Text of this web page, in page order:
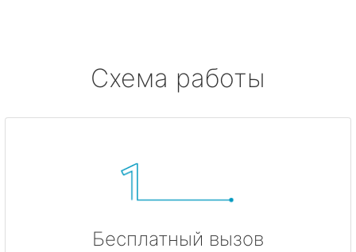
Схема работы
Бесплатный вызов